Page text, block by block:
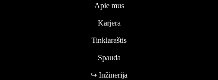
Apie mus
Karjera
Tinklaraštis
Spauda
↪ Inžinerija